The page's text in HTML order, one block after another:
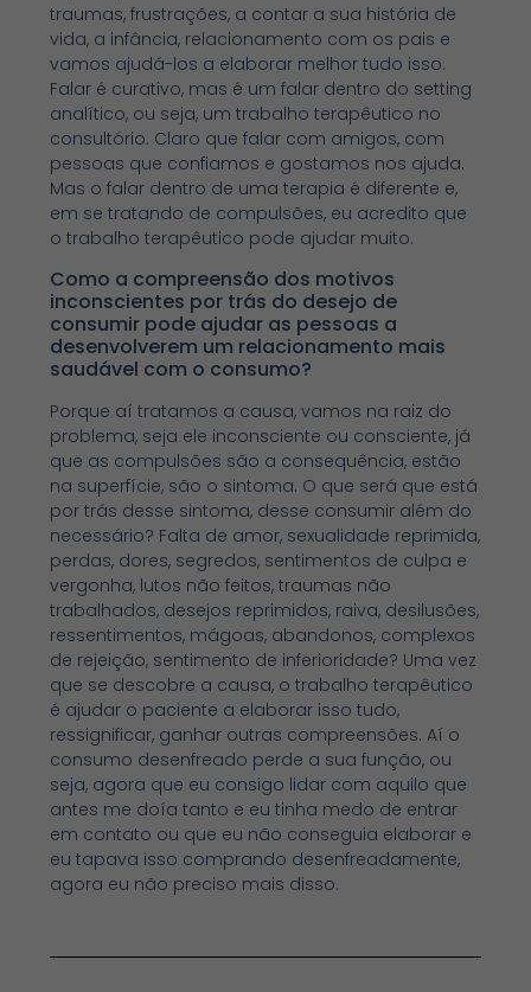
traumas, frustrações, a contar a sua história de
vida, a infância, relacionamento com os pais e
vamos ajudá-los a elaborar melhor tudo isso.
Falar é curativo, mas é um falar dentro do setting
analítico, ou seja, um trabalho terapêutico no
consultório. Claro que falar com amigos, com
pessoas que confiamos e gostamos nos ajuda.
Mas o falar dentro de uma terapia é diferente e,
em se tratando de compulsões, eu acredito que
o trabalho terapêutico pode ajudar muito.
Como a compreensão dos motivos
inconscientes por trás do desejo de
consumir pode ajudar as pessoas a
desenvolverem um relacionamento mais
saudável com o consumo?
Porque aí tratamos a causa, vamos na raiz do
problema, seja ele inconsciente ou consciente, já
que as compulsões são a consequência, estão
na superfície, são o sintoma. O que será que está
por trás desse sintoma, desse consumir além do
necessário? Falta de amor, sexualidade reprimida,
perdas, dores, segredos, sentimentos de culpa e
vergonha, lutos não feitos, traumas não
trabalhados, desejos reprimidos, raiva, desilusões,
ressentimentos, mágoas, abandonos, complexos
de rejeição, sentimento de inferioridade? Uma vez
que se descobre a causa, o trabalho terapêutico
é ajudar o paciente a elaborar isso tudo,
ressignificar, ganhar outras compreensões. Aí o
consumo desenfreado perde a sua função, ou
seja, agora que eu consigo lidar com aquilo que
antes me doía tanto e eu tinha medo de entrar
em contato ou que eu não conseguia elaborar e
eu tapava isso comprando desenfreadamente,
agora eu não preciso mais disso.